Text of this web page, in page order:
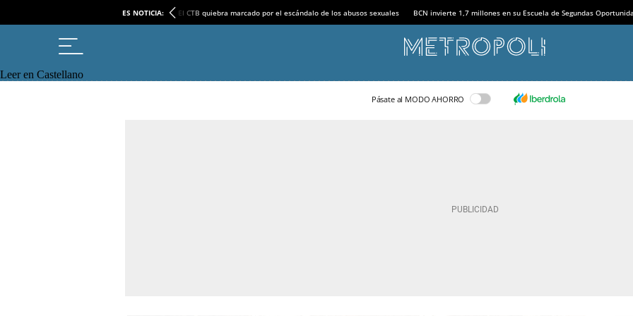
ES NOTICIA: El CTB quiebra marcado por el escándalo de los abusos sexuales BCN invierte 1,7 millones en su Escuela de Segundas
Leer en Castellano
Pásate al MODO AHORRO